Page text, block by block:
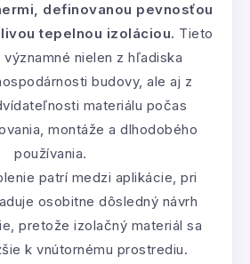
definovanou pevnosťou
tepelnou izoláciou. Tieto
nielen z hľadiska
budovy, ale aj z
materiálu počas
montáže a dlhodobého
používania.
patrí medzi aplikácie, pri
osobitne dôsledný návrh
pretože izolačný materiál sa
k vnútornému prostrediu.